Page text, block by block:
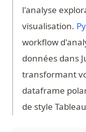
l'analyse
visualisation.
workflow
données dans
transformant
dataframe
de style